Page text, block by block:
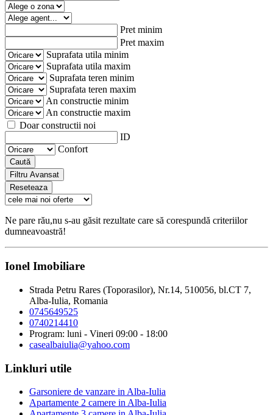
Pret minim
Pret maxim
Suprafata utila minim
Suprafata utila maxim
Suprafata teren minim
Suprafata teren maxim
An constructie minim
An constructie maxim
Doar constructii noi
ID
Confort
Caută
Filtru Avansat
Reseteaza
Ne pare rău,nu s-au găsit rezultate care să corespundă criteriilor
dumneavoastră!
Ionel Imobiliare
Strada Petru Rares (Toporasilor), Nr.14, 510056, bl.CT 7,
Alba-Iulia, Romania
0745649525
0740214410
Program: luni - Vineri 09:00 - 18:00
casealbaiulia@yahoo.com
Linkluri utile
Garsoniere de vanzare in Alba-Iulia
Apartamente 2 camere in Alba-Iulia